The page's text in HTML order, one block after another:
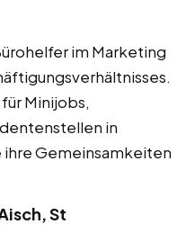
im Marketing
Minijobs,
in
ihre Gemeinsamkeiten
St